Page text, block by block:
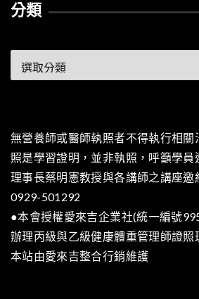
分類
類
無營養師或醫師執照者不得執行相關
照是學習證明，並非執照，呼籲學員
理事長蔡明憲教授與各講師之講座邀
0929-501292
●本會授權愛來吉企業社(統一編號
辦理丙級與乙級健康體重管理師證照
本站由愛來吉整合行銷維護